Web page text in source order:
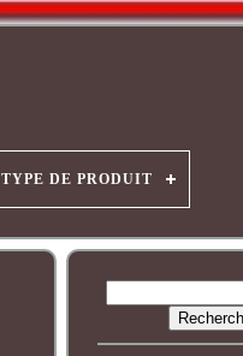
TYPE DE PRODUIT